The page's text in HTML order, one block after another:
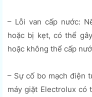
– Lỗi van cấp nước:
hoặc bị kẹt, có thể
hoặc không thể cấp
– Sự cố bo mạch điện
máy giặt Electrolux có